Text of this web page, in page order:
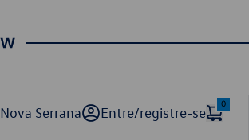
Nova Serrana Entre/registre-se
0